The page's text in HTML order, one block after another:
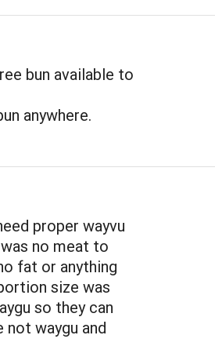
bun available to
anywhere.
proper wayvu
no meat to
fat or anything
size was
so they can
not waygu and